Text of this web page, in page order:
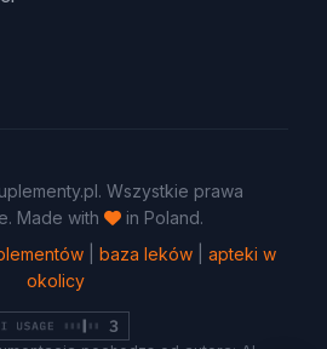
Wszystkie prawa
Made with
in Poland.
baza leków
apteki w
okolicy